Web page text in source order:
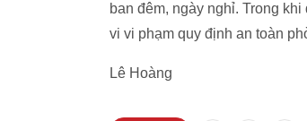
ban đêm, ngày nghỉ. Trong
vi vi phạm quy định an toàn
Lê Hoàng